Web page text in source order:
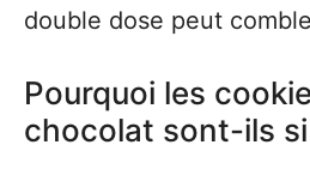
double dose peut
Pourquoi les
chocolat sont-ils